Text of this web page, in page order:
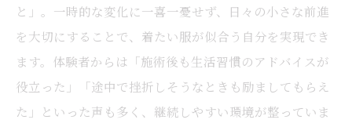
と」。一時的な変化に一喜一憂せず、日々の小さな前進
を大切にすることで、着たい服が似合う自分を実現でき
ます。体験者からは「施術後も生活習慣のアドバイスが
役立った」「途中で挫折しそうなときも励ましてもらえ
た」といった声も多く、継続しやすい環境が整っていま